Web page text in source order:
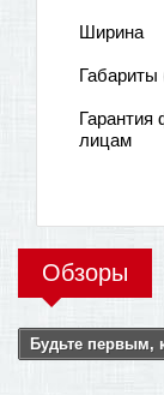
Ширина
Гарантия
лицам
Обзоры
Будьте первым,